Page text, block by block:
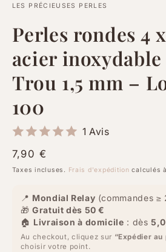
fenêtre
LES PRÉCIEUSES PERLES
Perles rondes 4
acier inoxydable
Trou 1,5 mm –
100
1 Avis
Prix
habituel
7,90 €
Taxes incluses. Frais d'expédition calculés
📍 Mondial Relay (commandes
🎁Gratuit dès 50 €
🏠 Livraison à domicile : dès
Au checkout, cliquez sur “Expédier
choisir votre point.